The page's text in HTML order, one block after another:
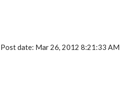
Post date: Mar 26, 2012 8:21:33 AM